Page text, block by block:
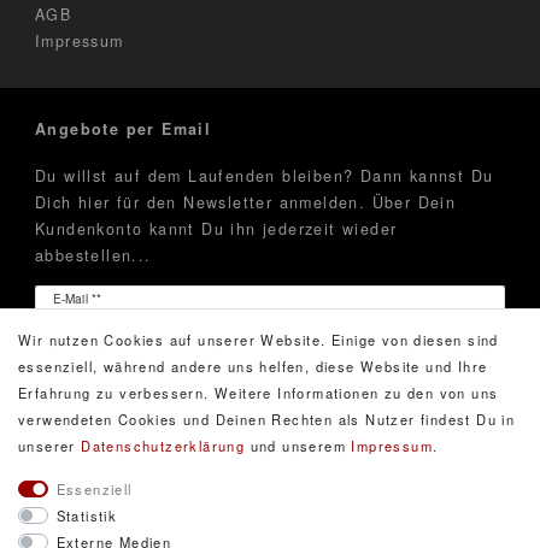
AGB
Impressum
Angebote per Email
Du willst auf dem Laufenden bleiben? Dann kannst Du
Dich hier für den Newsletter anmelden. Über Dein
Kundenkonto kannt Du ihn jederzeit wieder
abbestellen...
E-Mail **
Newsletter
Hiermit bestätige ich, dass ich die
Daten­schutz­erklärung
gelesen habe. Meine Einwilligung kann ich jederzeit
widerrufen.**
Wir nutzen Cookies auf unserer Website. Einige von diesen sind
essenziell, während andere uns helfen, diese Website und Ihre
Erfahrung zu verbessern. Weitere Informationen zu den von uns
verwendeten Cookies und Deinen Rechten als Nutzer findest Du in
unserer Daten­schutz­erklärung und unserem Impressum.
Essenziell
Statistik
Externe Medien